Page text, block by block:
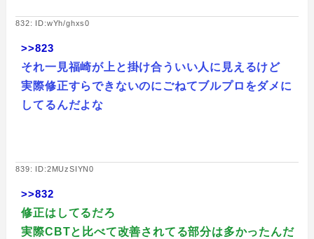
832: ID:wYh/ghxs0
>>823
それ一見福崎が上と掛け合ういい人に見えるけど
実際修正すらできないのにごねてブルプロをダメに
してるんだよな
839: ID:2MUzSIYN0
>>832
修正はしてるだろ
実際CBTと比べて改善されてる部分は多かったんだ